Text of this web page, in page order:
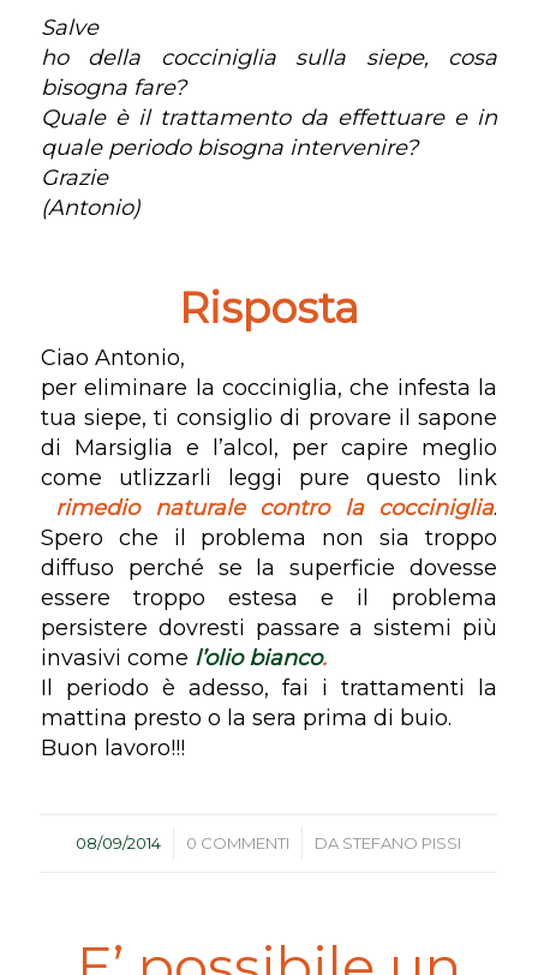
Salve
ho della cocciniglia sulla siepe, cosa
bisogna fare?
Quale è il trattamento da effettuare e in
quale periodo bisogna intervenire?
Grazie
(Antonio)
Risposta
Ciao Antonio,
per eliminare la cocciniglia, che infesta la
tua siepe, ti consiglio di provare il sapone
di Marsiglia e l’alcol, per capire meglio
come utlizzarli leggi pure questo link
rimedio naturale contro la cocciniglia.
Spero che il problema non sia troppo
diffuso perché se la superficie dovesse
essere troppo estesa e il problema
persistere dovresti passare a sistemi più
invasivi come l’olio bianco.
Il periodo è adesso, fai i trattamenti la
mattina presto o la sera prima di buio.
Buon lavoro!!!
08/09/2014
/ 0 COMMENTI
/ DA STEFANO PISSI